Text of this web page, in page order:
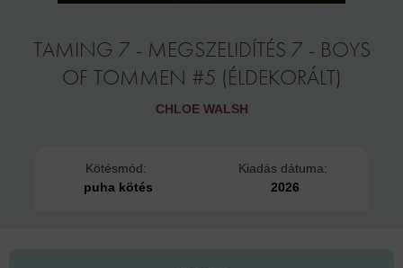
TAMING 7 - MEGSZELIDÍTÉS 7 - BOYS
OF TOMMEN #5 (ÉLDEKORÁLT)
CHLOE WALSH
Kötésmód:
puha kötés
Kiadás dátuma:
2026